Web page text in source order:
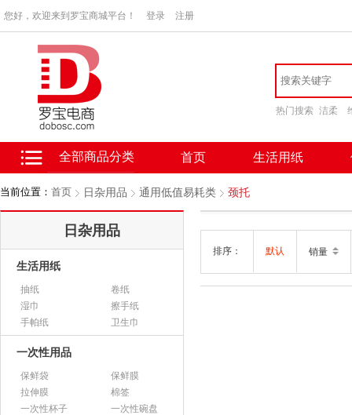
您好，欢迎来到罗宝商城平台！ 登录 注册
热门搜索 洁柔
全部商品分类 首页 生活用纸
当前位置： 首页 日杂用品 通用低值易耗类 颈托
日杂用品
生活用纸
抽纸
卷纸
湿巾
擦手纸
手帕纸
卫生巾
一次性用品
保鲜袋
保鲜膜
拉伸膜
棉签
一次性杯子
一次性碗盘
排序： 默认 销量